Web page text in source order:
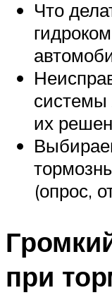
Что
системы
их
(опрос,
при